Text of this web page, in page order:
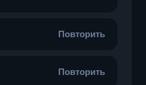
Повторить
Повторить